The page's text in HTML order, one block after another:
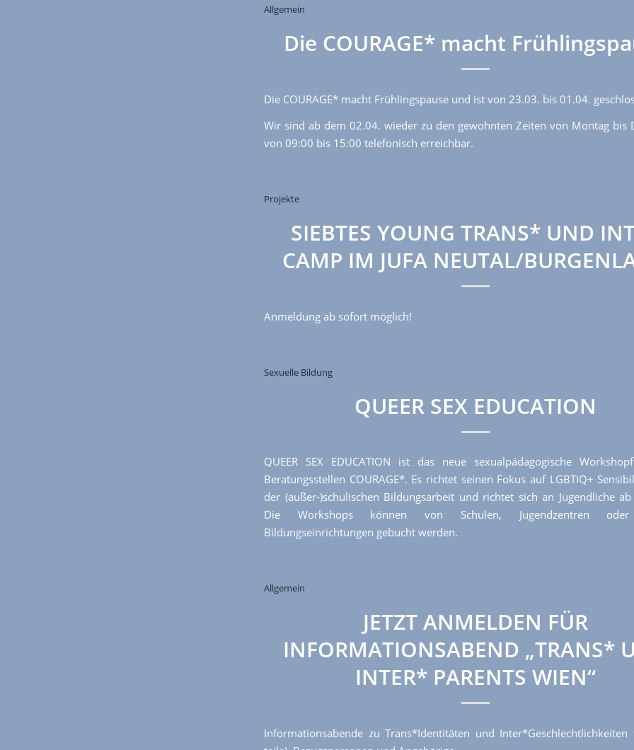
Allgemein
Die COURAGE* macht
Die COURAGE* macht Frühlingspause und ist von 23.03. bis 01.04.
Wir sind ab dem 02.04. wieder zu den gewohnten Zeiten von Montag bis
von 09:00 bis 15:00 telefonisch erreichbar.
Projekte
SIEBTES YOUNG TRANS* UND
CAMP IM JUFA NEUTAL/
Anmeldung ab sofort möglich!
Sexuelle Bildung
QUEER SEX EDUCATION
QUEER SEX EDUCATION ist das neue sexualpädagogische
Beratungsstellen COURAGE*. Es richtet seinen Fokus auf LGBTIQ+
der (außer-)schulischen Bildungsarbeit und richtet sich an Jugendliche ab
Die Workshops können von Schulen, Jugendzentren oder
Bildungseinrichtungen gebucht werden.
Allgemein
JETZT ANMELDEN FÜR
INFORMATIONSABEND „TRANS*
INTER* PARENTS WIEN“
Informationsabende zu Trans*Identitäten und Inter*Geschlechtlichkeiten